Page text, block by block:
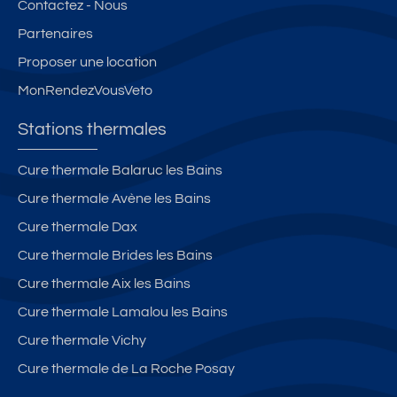
Contactez - Nous
Partenaires
Proposer une location
MonRendezVousVeto
Stations thermales
Cure thermale Balaruc les Bains
Cure thermale Avène les Bains
Cure thermale Dax
Cure thermale Brides les Bains
Cure thermale Aix les Bains
Cure thermale Lamalou les Bains
Cure thermale Vichy
Cure thermale de La Roche Posay